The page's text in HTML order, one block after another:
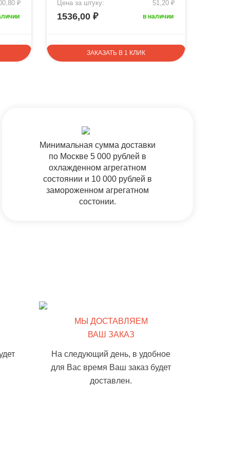
₽
Цена за штуку:
51,20 ₽
1536,00 ₽ в наличии
ЗАКАЗАТЬ В 1 КЛИК
Минимальная сумма доставки
по Москве 5 000 рублей в
охлажденном агрегатном
состоянии и 10 000 рублей в
замороженном агрегатном
состонии.
МЫ ДОСТАВЛЯЕМ
ВАШ ЗАКАЗ
На следующий день, в удобное
для Вас время Ваш заказ будет
доставлен.